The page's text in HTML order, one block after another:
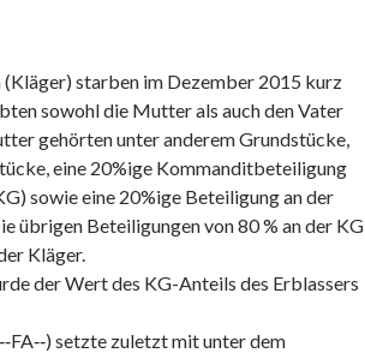
starben im Dezember 2015 kurz
sowohl die Mutter als auch den Vater
gehörten unter anderem Grundstücke,
eine 20%ige Kommanditbeteiligung
sowie eine 20%ige Beteiligung an der
übrigen Beteiligungen von 80 % an der KG
Kläger.
der Wert des KG-Anteils des Erblassers
setzte zuletzt mit unter dem